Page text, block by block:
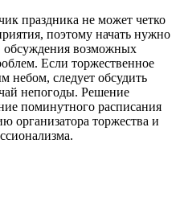
праздника не может четко
поэтому начать нужно
обсуждения возможных
Если торжественное
небом, следует обсудить
непогоды. Решение
поминутного расписания
организатора торжества и